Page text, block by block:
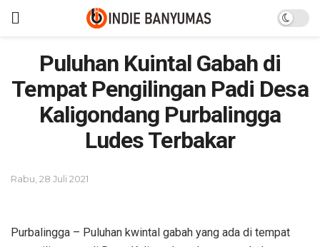
Puluhan Kuintal Gabah di
Tempat Pengilingan Padi Desa
Kaligondang Purbalingga
Ludes Terbakar
Rabu, 28 Juli 2021
Purbalingga – Puluhan kwintal gabah yang ada di tempat